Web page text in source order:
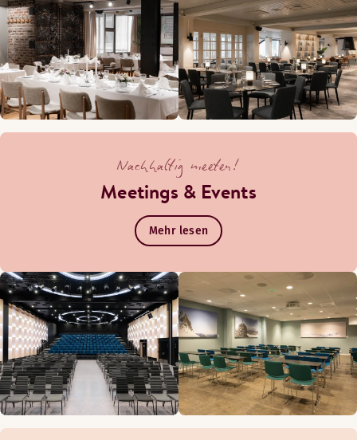
Nachhaltig meeten!
Meetings & Events
Mehr lesen